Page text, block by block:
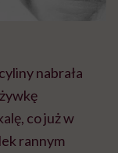
nabrała
co już w
rannym